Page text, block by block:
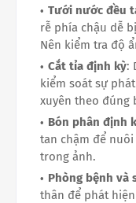
Tưới nước đều
rễ phía chậu dễ
Nên kiểm tra độ
Cắt tỉa định kỳ:
kiểm soát sự
xuyên theo đúng
Bón phân định
tan chậm để
trong ảnh.
Phòng bệnh và
thân để phát